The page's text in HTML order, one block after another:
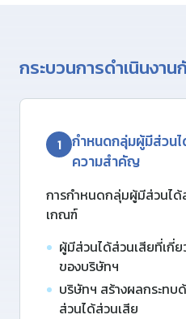
กระบวนการดําเนินงา
1 กําหนดกลุ่มผู้มีส่วน
ความสําคัญ
การกำหนดกลุ่มผู้มีส่วนได้
เกณฑ์
ผู้มีส่วนได้ส่วนเสียที่เกี่
ของบริษัทฯ
บริษัทฯ สร้างผลกระท
ส่วนได้ส่วนเสีย